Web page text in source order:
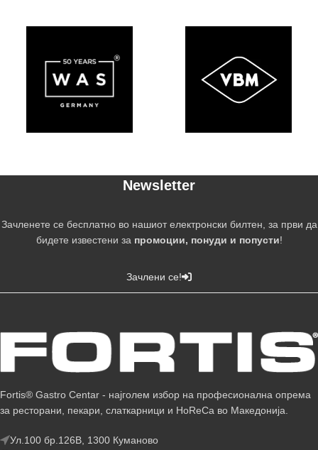
Newsletter
Зачленете се бесплатно во нашиот електронски билтен, за први да
бидете известени за промоции, понуди и попусти!
Зачлени се!
Fortis® Gastro Centar - најголем избор на професионална опрема
за ресторани, пекари, слаткарници и HoReCa во Македонија.
Ул.100 бр.126В, 1300 Куманово